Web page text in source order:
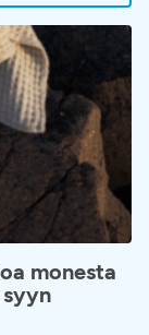
monesta